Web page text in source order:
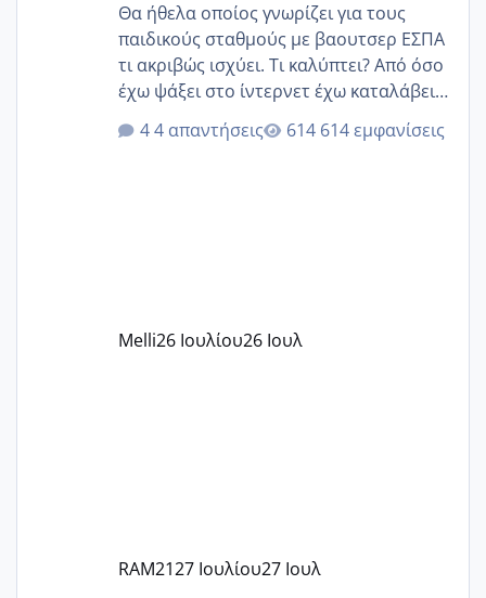
Θα ήθελα οποίος γνωρίζει για τους
παιδικούς σταθμούς με βαουτσερ ΕΣΠΑ
τι ακριβώς ισχύει. Τι καλύπτει? Από όσο
έχω ψάξει στο ίντερνετ έχω καταλάβει
ότι το βαουτσερ καλύπτει όλα τα
δίδακτρα και τα τροφεια του ιδιωτικού
Εγώ πήγα σε έναν ιδιωτικό παιδικό στ
4 απαντήσεις 614 εμφανίσεις
Melli26 Ιουλίου26 Ιουλ
RAM2127 Ιουλίου27 Ιουλ